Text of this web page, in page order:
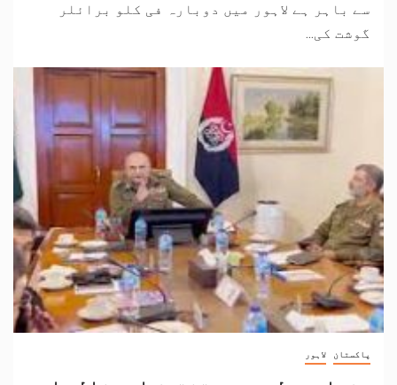
سے باہر ہے لاہور میں دوبارہ فی کلو برائلر
گوشت کی...
پاکستان لاہور